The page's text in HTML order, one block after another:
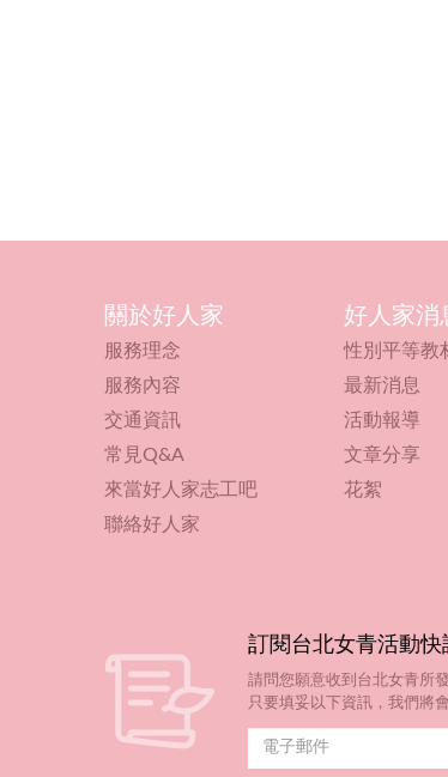
關於好人家
服務理念
服務內容
交通資訊
常見Q&A
來當好人家志工吧
聯絡好人家
好人家消
性別平等教
最新消息
活動報導
文章分享
花絮
訂閱台北女青活動快
請問您願意收到台北女青所
只要填妥以下資訊，我們將